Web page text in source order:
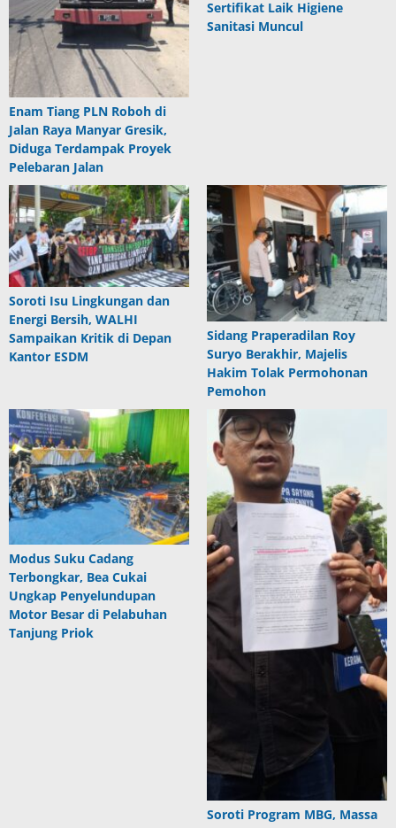
Enam Tiang PLN Roboh di
Jalan Raya Manyar Gresik,
Diduga Terdampak Proyek
Pelebaran Jalan
Sertifikat Laik Higiene
Sanitasi Muncul
Soroti Isu Lingkungan dan
Energi Bersih, WALHI
Sampaikan Kritik di Depan
Kantor ESDM
Sidang Praperadilan Roy
Suryo Berakhir, Majelis
Hakim Tolak Permohonan
Pemohon
Modus Suku Cadang
Terbongkar, Bea Cukai
Ungkap Penyelundupan
Motor Besar di Pelabuhan
Tanjung Priok
Soroti Program MBG, Massa